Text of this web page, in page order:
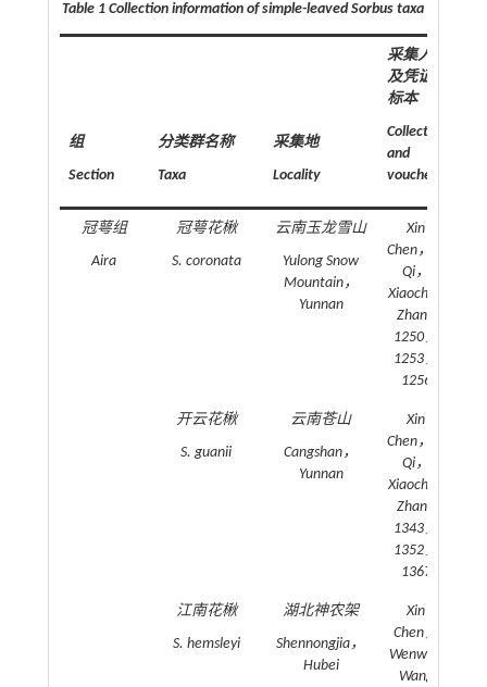
Table 1 Collection information of simple-leavedSorbus taxa
组
Section
分类群名称
Taxa
采集地
Locality
采集人
及凭证
标本
Collector
and
voucher
冠萼组
Aira
冠萼花楸
S. coronata
云南玉龙雪山
Yulong Snow
Mountain，
Yunnan
Xin
Chen，Qi
Qi，
Xiaochen
Zhang
1250，
1253，
1256
开云花楸
S. guanii
云南苍山
Cangshan，
Yunnan
Xin
Chen，Qi
Qi，
Xiaochen
Zhang
1343，
1352，
1367
江南花楸
S. hemsleyi
湖北神农架
Shennongjia，
Hubei
Xin
Chen，
Wenwen
Wang